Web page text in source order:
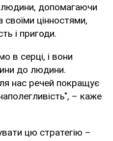
людини, допомагаючи
своїми цінностями,
і пригоди.
в серці, і вони
до людини.
нас речей покращує
– каже
цю стратегію –